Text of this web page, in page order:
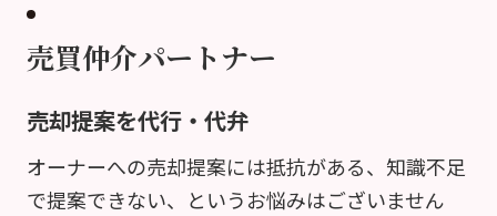
売買仲介パートナー
売却提案を代行・代弁
オーナーへの売却提案には抵抗がある、知識不足
で提案できない、というお悩みはございません